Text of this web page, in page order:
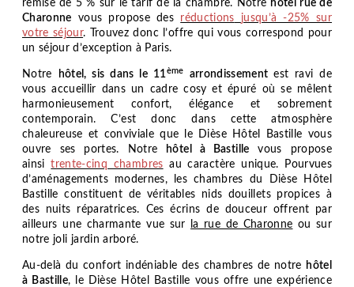
remise de 5 % sur le tarif de la chambre. Notre hôtel rue de
Charonne vous propose des réductions
jusqu’à -25% sur
votre séjour. Trouvez donc l’offre qui vous correspond pour
un séjour d’exception à Paris.
Notre hôtel, sis dans le 11 ème arrondissementest ravi de
vous accueillir dans un cadre cosy et épuré où se mêlent
harmonieusement confort, élégance et sobrement
contemporain. C’est donc dans cette atmosphère
chaleureuse et conviviale que le
Dièse Hôtel Bastille vous
ouvre ses portes. Notre
hôtel à Bastille vous propose
ainsitrente-cinq chambres au caractère unique. Pourvues
d’aménagements modernes, les chambres du
Dièse Hôtel
Bastille constituent de véritables nids douillets propices à
des nuits réparatrices. Ces écrins de douceur offrent par
ailleurs une charmante vue sur
la rue de Charonne ou sur
notre joli jardin arboré.
Au-delà du confort indéniable des chambres de notre hôtel
à Bastille, le Dièse Hôtel Bastille vous offre une expérience